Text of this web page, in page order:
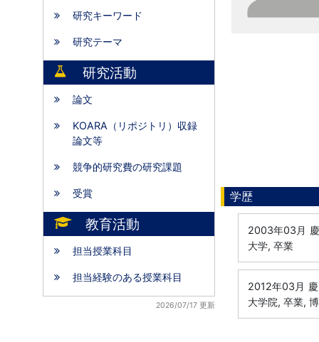
研究キーワード
研究テーマ
研究活動
論文
KOARA（リポジトリ）収録
論文等
競争的研究費の研究課題
受賞
教育活動
担当授業科目
担当経験のある授業科目
2026/07/17 更新
学歴
2003年03月
大学, 卒業
2012年03月
大学院, 卒業,